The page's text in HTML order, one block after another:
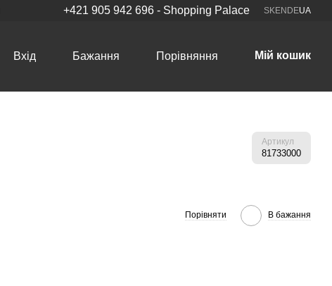
+421 905 942 696 - Shopping Palace SKEN DEUA
Вхід Бажання Порівняння Мій кошик
Артикул
81733000
Порівняти В бажання